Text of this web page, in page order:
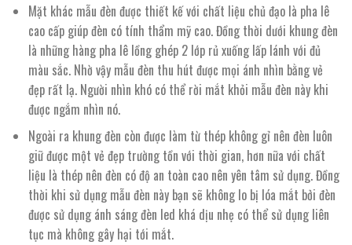
Mặt khác mẫu đèn được thiết kế với chất liệu chủ đạo là pha lê
cao cấp giúp đèn có tính thẩm mỹ cao. Đồng thời dưới khung đèn
là những hàng pha lê lồng ghép 2 lớp rủ xuống lấp lánh với đủ
màu sắc. Nhờ vậy mẫu đèn thu hút được mọi ánh nhìn bằng vẻ
đẹp rất lạ. Người nhìn khó có thể rời mắt khỏi mẫu đèn này khi
được ngắm nhìn nó.
Ngoài ra khung đèn còn được làm từ thép không gỉ nên đèn luôn
giữ được một vẻ đẹp trường tồn với thời gian, hơn nữa với chất
liệu là thép nên đèn có độ an toàn cao nên yên tâm sử dụng. Đồng
thời khi sử dụng mẫu đèn này bạn sẽ không lo bị lóa mắt bởi đèn
được sử dụng ánh sáng đèn led khá dịu nhẹ có thể sử dụng liên
tục mà không gây hại tới mắt.